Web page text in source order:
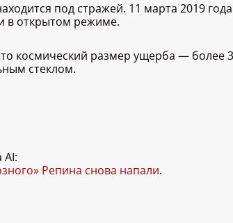
под стражей. 11 марта 2019
в открытом режиме.
космический размер ущерба — более
стеклом.
Репина снова напали.